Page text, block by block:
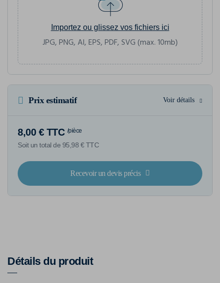
Importez ou glissez vos fichiers ici
JPG, PNG, AI, EPS, PDF, SVG (max. 10mb)
Prix estimatif Voir détails
8,00 € TTC /pièce
Soit un total de 95,98 € TTC
Recevoir un devis précis
Détails du produit